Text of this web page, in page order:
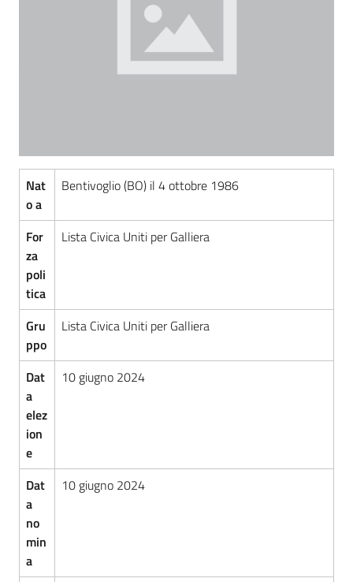
Nat
o a
Bentivoglio (BO) il 4 ottobre 1986
For
za
poli
tica
Lista Civica Uniti per Galliera
Gru
ppo
Lista Civica Uniti per Galliera
Dat
a
elez
ion
e
10 giugno 2024
Dat
a
no
min
a
10 giugno 2024